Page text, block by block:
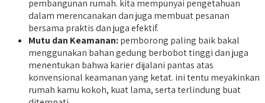
pembangunan rumah. kita mempunyai pengetahuan
dalam merencanakan dan juga membuat pesanan
bersama praktis dan juga efektif.
Mutu dan Keamanan:pemborong paling baik bakal
menggunakan bahan gedung berbobot tinggi dan juga
menentukan bahwa karier dijalani pantas atas
konvensional keamanan yang ketat. ini tentu meyakinkan
rumah kamu kokoh, kuat lama, serta terlindung buat